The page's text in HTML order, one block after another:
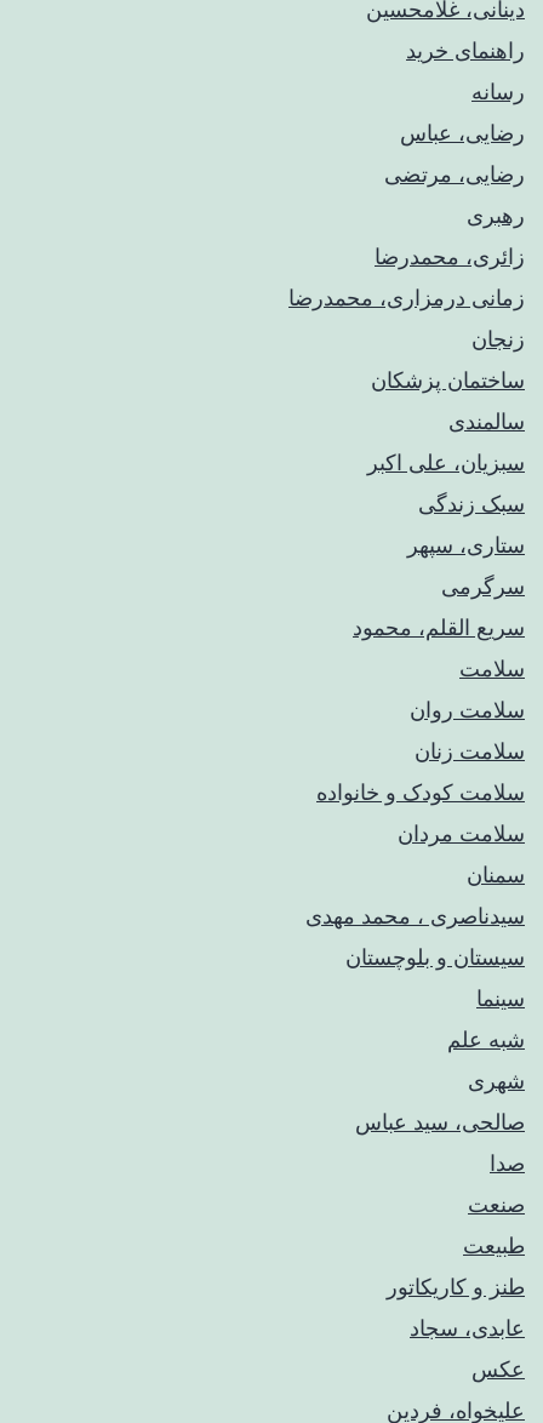
دینانی، غلامحسین
راهنمای خريد
رسانه
رضایی، عباس
رضایی، مرتضی
رهبری
زائری، محمدرضا
زمانی درمزاری، محمدرضا
زنجان
ساختمان پزشکان
سالمندی
سبزیان، علی اکبر
سبک زندگی
ستاری، سپهر
سرگرمی
سریع القلم، محمود
سلامت
سلامت روان
سلامت زنان
سلامت کودک‌ و خانواده
سلامت مردان
سمنان
سیدناصری ، محمد مهدی
سیستان و بلوچستان
سینما
شبه علم
شهری
صالحی، سید عباس
صدا
صنعت
طبیعت
طنز و کاریکاتور
عابدی، سجاد
عکس
علیخواه، فردین